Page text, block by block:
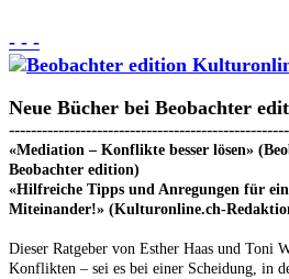
- - -
Neue Bücher bei Beobachter
«Mediation – Konflikte besser lösen»
Beobachter edition)
«Hilfreiche Tipps und Anregungen für
Miteinander!» (Kulturonline.ch-
Dieser Ratgeber von Esther Haas und Toni
Konflikten – sei es bei einer Scheidung, in